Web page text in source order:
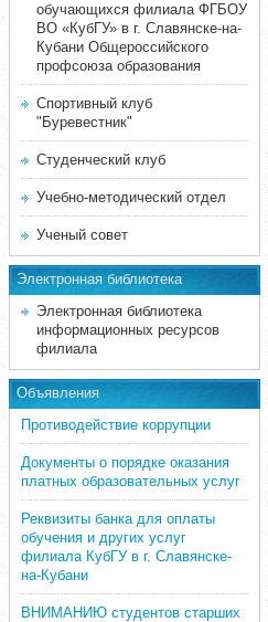
обучающихся филиала ФГБОУ
ВО «КубГУ» в г. Славянске-на-
Кубани Общероссийского
профсоюза образования
Спортивный клуб
"Буревестник"
Студенческий клуб
Учебно-методический отдел
Ученый совет
Электронная библиотека
Электронная библиотека
информационных ресурсов
филиала
Объявления
Противодействие коррупции
Документы о порядке оказания
платных образовательных услуг
Реквизиты банка для оплаты
обучения и других услуг
филиала КубГУ в г. Славянске-
на-Кубани
ВНИМАНИЮ студентов старших